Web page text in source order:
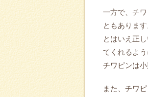
一方で、チ
ともあります
とはいえ正
てくれるよ
チワピンは
また、チワ